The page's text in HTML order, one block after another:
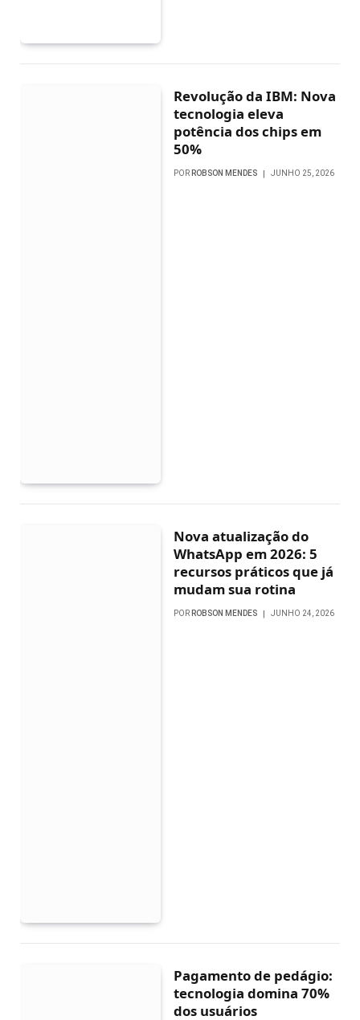
Revolução da IBM: Nova
tecnologia eleva
potência dos chips em
50%
POR ROBSON MENDES JUNHO 25, 2026
Nova atualização do
WhatsApp em 2026: 5
recursos práticos que já
mudam sua rotina
POR ROBSON MENDES JUNHO 24, 2026
Pagamento de pedágio:
tecnologia domina 70%
dos usuários